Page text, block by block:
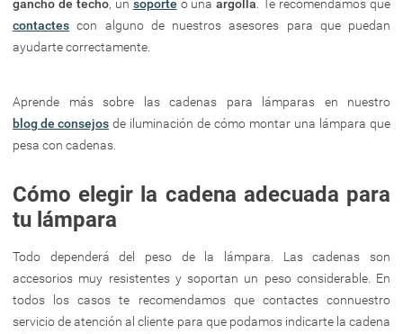
gancho de techo, un soporte o unaargolla. Te recomendamos que
contactes con alguno de nuestros asesores para que puedan
ayudarte correctamente.
Aprende más sobre las cadenas para lámparas en nuestro
blog de consejos de iluminación de cómo montar una lámpara que
pesa con cadenas.
Cómo elegir la cadena adecuada para
tu lámpara
Todo dependerá del peso de la lámpara. Las cadenas son
accesorios muy resistentes y soportan un peso considerable. En
todos los casos te recomendamos que contactes connuestro
servicio de atención al cliente para que podamos indicarte la cadena